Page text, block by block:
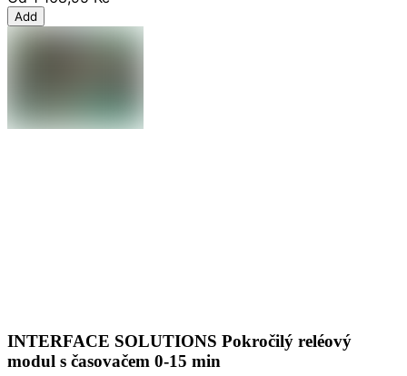
Add
INTERFACE SOLUTIONS Pokročilý reléový
modul s časovačem 0-15 min